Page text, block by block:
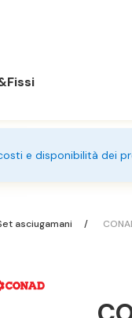
e disponibilità dei
asciugamani